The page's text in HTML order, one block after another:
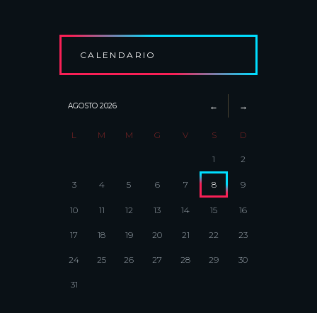
CALENDARIO
AGOSTO 2026
L M M G V S D
1 2
3 4 5 6 7 8 9
10 11 12 13 14 15 16
17 18 19 20 21 22 23
24 25 26 27 28 29 30
31